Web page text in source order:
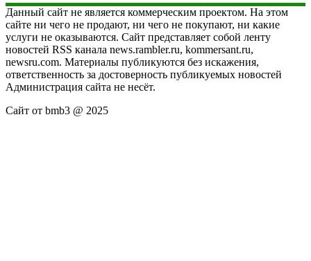
Данный сайт не является коммерческим проектом. На этом
сайте ни чего не продают, ни чего не покупают, ни какие
услуги не оказываются. Сайт представляет собой ленту
новостей RSS канала news.rambler.ru, kommersant.ru,
newsru.com. Материалы публикуются без искажения,
ответственность за достоверность публикуемых новостей
Администрация сайта не несёт.
Сайт от bmb3 @ 2025